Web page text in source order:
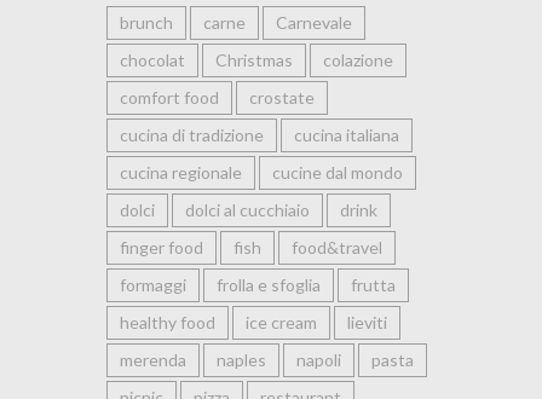
brunch carne
Carnevale
chocolat
Christmas
colazione
comfort food
crostate
cucina di tradizione
cucina italiana
cucina regionale
cucine dal mondo
dolci
dolci al cucchiaio
drink
finger food
fish
food&travel
formaggi
frolla e sfoglia
frutta
healthy food
ice cream
lieviti
merenda
naples napoli
pasta